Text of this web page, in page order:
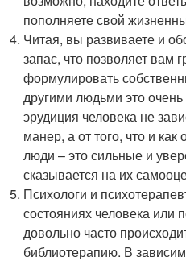
пополняете свой
Читая, вы развиваете и
запас, что позволяет вам
формулировать
другими людьми это
эрудиция человека не
манер, а от того, что и
люди – это сильные и
сказывается на их
Психологи и
состояниях человека или
довольно часто
библиотерапию. В